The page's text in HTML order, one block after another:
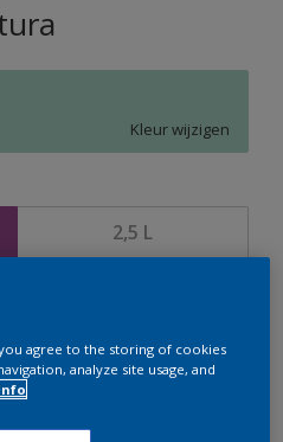
Kleur wijzigen
2,5 L
Bereken
dit product online
agree to the storing of cookies
analyze site usage, and